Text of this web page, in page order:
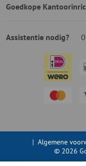
Goedkope
Assistentie nodig?
| Algemene
© 2026